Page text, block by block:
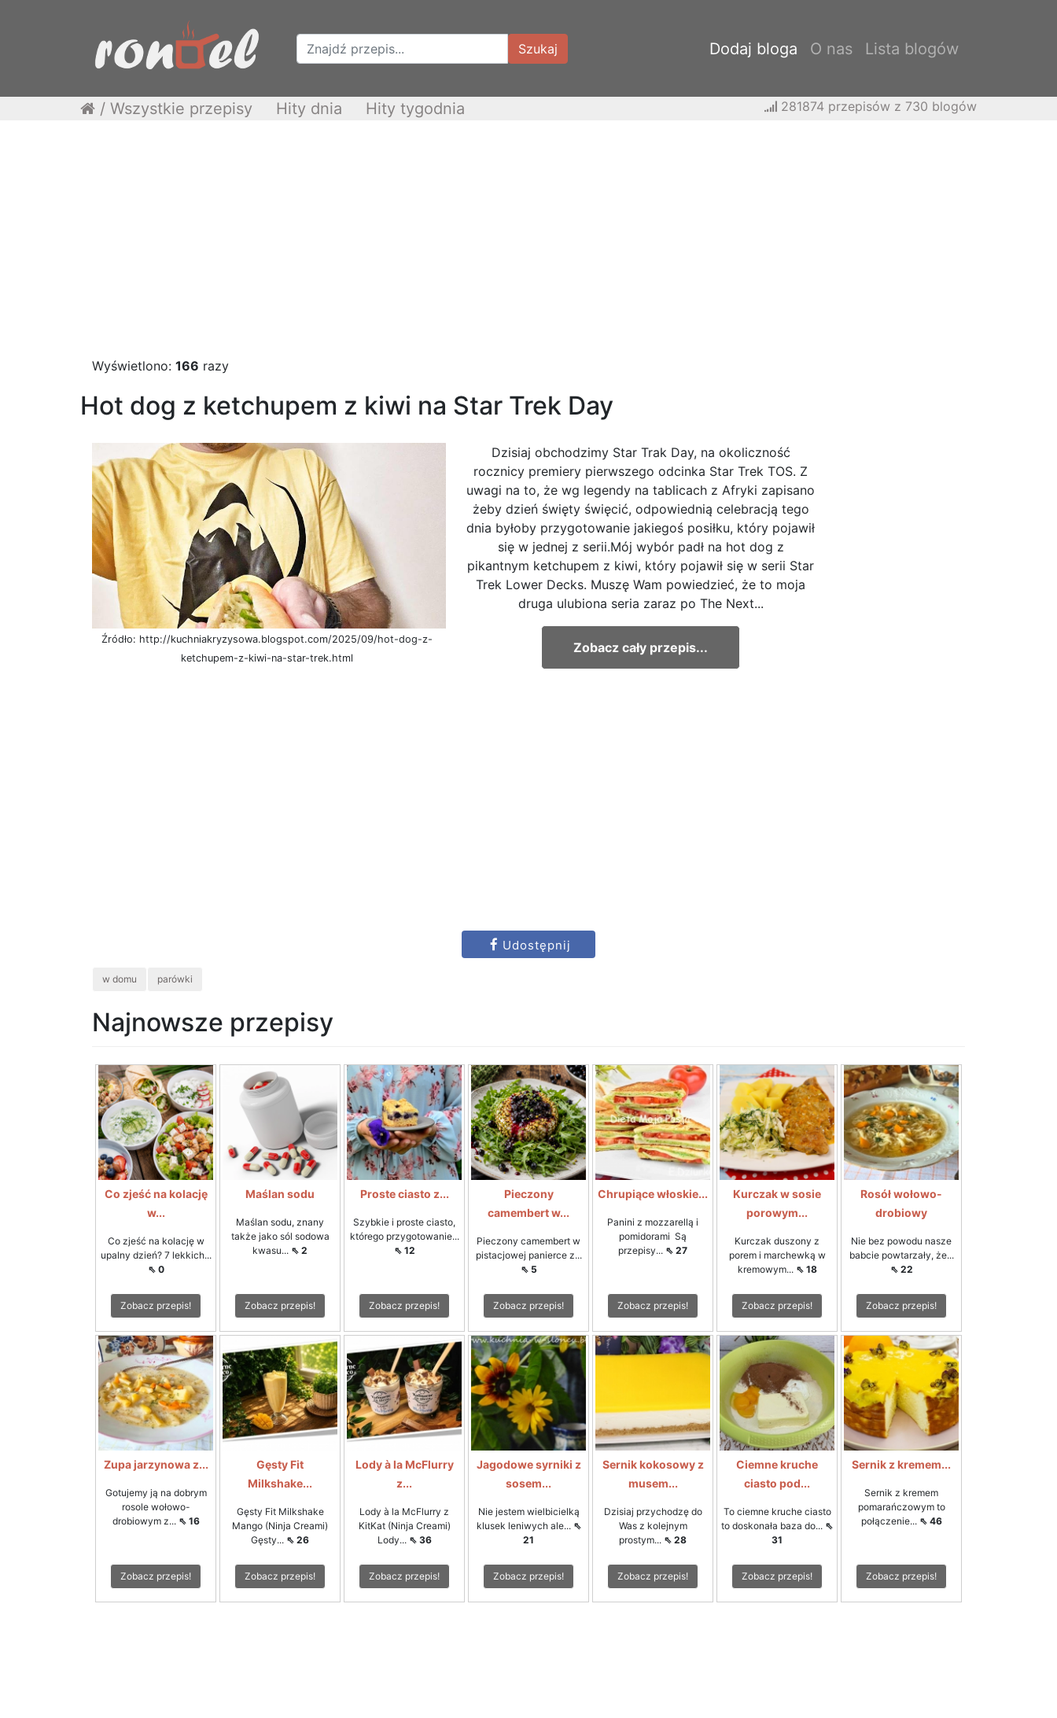
Szukaj Dodaj bloga O nas Lista blogów
/ Wszystkie przepisy Hity dnia Hity tygodnia 281874 przepisów z 730 blogów
Wyświetlono: 166 razy
Hot dog z ketchupem z kiwi na Star Trek Day
Źródło: http://kuchniakryzysowa.blogspot.com/2025/09/hot-dog-z-
ketchupem-z-kiwi-na-star-trek.html
Dzisiaj obchodzimy Star Trak Day, na okoliczność
rocznicy premiery pierwszego odcinka Star Trek TOS. Z
uwagi na to, że wg legendy na tablicach z Afryki zapisano
żeby dzień święty święcić, odpowiednią celebracją tego
dnia byłoby przygotowanie jakiegoś posiłku, który pojawił
się w jednej z serii.Mój wybór padł na hot dog z
pikantnym ketchupem z kiwi, który pojawił się w serii Star
Trek Lower Decks. Muszę Wam powiedzieć, że to moja
druga ulubiona seria zaraz po The Next...
Zobacz cały przepis...
Udostępnij
w domu parówki
Najnowsze przepisy
Co zjeść na kolację
w...
Co zjeść na kolację w
upalny dzień? 7 lekkich...
⇖ 0
Zobacz przepis!
Maślan sodu
Maślan sodu, znany
także jako sól sodowa
kwasu... ⇖ 2
Zobacz przepis!
Proste ciasto z...
Szybkie i proste ciasto,
którego przygotowanie...
⇖ 12
Zobacz przepis!
Pieczony
camembert w...
Pieczony camembert w
pistacjowej panierce z...
⇖ 5
Zobacz przepis!
Chrupiące włoskie...
Panini z mozzarellą i
pomidorami Są
przepisy... ⇖ 27
Zobacz przepis!
Kurczak w sosie
porowym...
Kurczak duszony z
porem i marchewką w
kremowym... ⇖ 18
Zobacz przepis!
Rosół wołowo-
drobiowy
Nie bez powodu nasze
babcie powtarzały, że...
⇖ 22
Zobacz przepis!
Zupa jarzynowa z...
Gotujemy ją na dobrym
rosole wołowo-
drobiowym z... ⇖ 16
Zobacz przepis!
Gęsty Fit
Milkshake...
Gęsty Fit Milkshake
Mango (Ninja Creami)
Gęsty... ⇖ 26
Zobacz przepis!
Lody à la McFlurry
z...
Lody à la McFlurry z
KitKat (Ninja Creami)
Lody... ⇖ 36
Zobacz przepis!
Jagodowe syrniki z
sosem...
Nie jestem wielbicielką
klusek leniwych ale... ⇖
21
Zobacz przepis!
Sernik kokosowy z
musem...
Dzisiaj przychodzę do
Was z kolejnym
prostym... ⇖ 28
Zobacz przepis!
Ciemne kruche
ciasto pod...
To ciemne kruche ciasto
to doskonała baza do... ⇖
31
Zobacz przepis!
Sernik z kremem...
Sernik z kremem
pomarańczowym to
połączenie... ⇖ 46
Zobacz przepis!